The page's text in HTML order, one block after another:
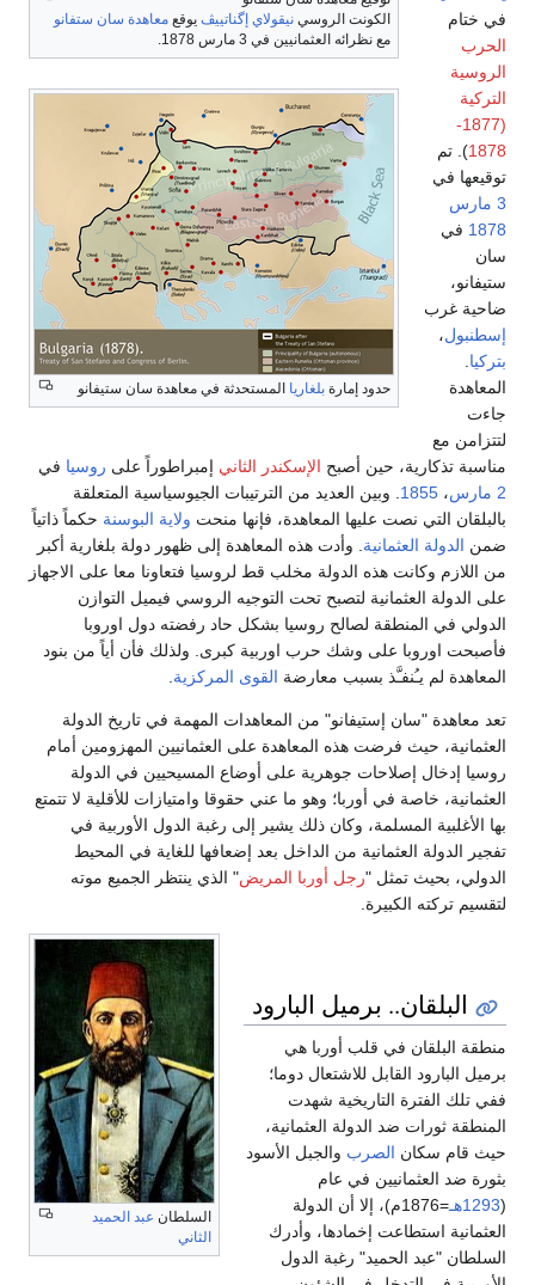
الكونت الروسي نيقولاي إگناتييڤ يوقع معاهدة سان ستفانو
مع نظرائه العثمانيين في 3 مارس 1878.
حدود إمارة بلغاريا المستحدثة في معاهدة سان ستيفانو
في ختام
الحرب
الروسية
التركية
(1877-
1878). تم
توقيعها في
3 مارس
1878 في
سان
ستيفانو،
ضاحية غرب
إسطنبول،
بتركيا
المعاهدة
جاءت
لتتزامن مع
مناسبة تذكارية، حين أصبح الإسكندر الثاني إمبراطوراً على روسيا في
2 مارس
، 1855 . وبين العديد من الترتيبات الجيوسياسية المتعلقة
بالبلقان التي نصت عليها المعاهدة، فإنها منحت ولاية البوسنة حكماً ذاتياً
ضمن الدولة العثمانية . وأدت هذه المعاهدة إلى ظهور دولة بلغارية أكبر
من اللازم وكانت هذه الدولة مخلب قط لروسيا فتعاونا معا على الاجهاز
على الدولة العثمانية لتصبح تحت التوجيه الروسي فيميل التوازن
الدولي في المنطقة لصالح روسيا بشكل حاد رفضته دول اوروبا
فأصبحت اوروبا على وشك حرب اوربية كبرى. ولذلك فأن أياً من بنود
المعاهدة لم يـُنفـَّذ بسبب معارضة القوى المركزية
تعد معاهدة "سان إستيفانو" من المعاهدات المهمة في تاريخ الدولة
العثمانية، حيث فرضت هذه المعاهدة على العثمانيين المهزومين أمام
روسيا إدخال إصلاحات جوهرية على أوضاع المسيحيين في الدولة
العثمانية، خاصة في أوربا؛ وهو ما عني حقوقا وامتيازات للأقلية لا تتمتع
بها الأغلبية المسلمة، وكان ذلك يشير إلى رغبة الدول الأوربية في
تفجير الدولة العثمانية من الداخل بعد إضعافها للغاية في المحيط
الدولي، بحيث تمثل "رجل أوربا المريض" الذي ينتظر الجميع موته
لتقسيم تركته الكبيرة.
السلطان عبد الحميد
الثاني
البلقان.. برميل البارود
منطقة البلقان في قلب أوربا هي
برميل البارود القابل للاشتعال دوما؛
ففي تلك الفترة التاريخية شهدت
المنطقة ثورات ضد الدولة العثمانية،
حيث قام سكان الصرب والجبل الأسود
بثورة ضد العثمانيين في عام
(1293هـ
=1876م)، إلا أن الدولة
العثمانية استطاعت إخمادها، وأدرك
السلطان "عبد الحميد" رغبة الدول